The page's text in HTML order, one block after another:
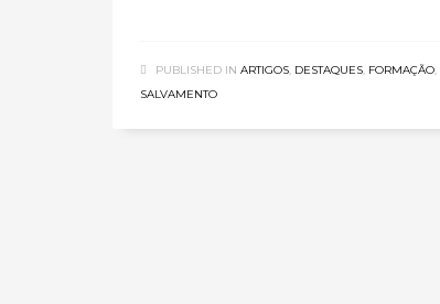
PUBLISHED IN ARTIGOS, DESTAQUES, FORMAÇÃO,
SALVAMENTO